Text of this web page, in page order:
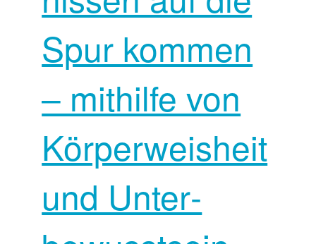
Spur kommen
– mithilfe von
Körper­weisheit
und Unter­